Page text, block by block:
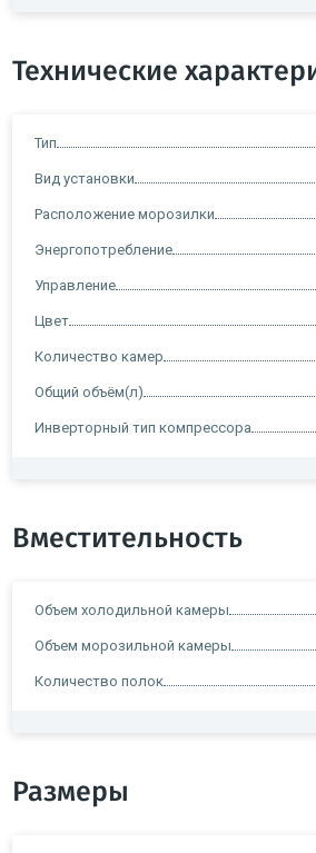
Технические
Тип
Вид установки
Расположение морозилки
Энергопотребление
Управление
Цвет
Количество камер
Общий объём(л)
Инверторный тип компрессора
Вместительность
Объем холодильной камеры
Объем морозильной камеры
Количество полок
Размеры